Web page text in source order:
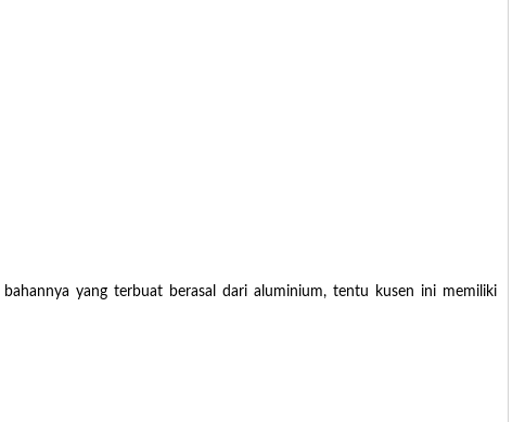
yang terbuat berasal dari aluminium, tentu kusen ini memiliki